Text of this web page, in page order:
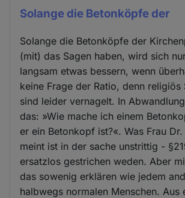
Solange die Betonköpfe der
Solange die Betonköpfe der
(mit) das Sagen haben, wird sich
langsam etwas bessern, wenn
keine Frage der Ratio, denn religiös
sind leider vernagelt. In
das: »Wie mache ich einem
er ein Betonkopf ist?«. Was Frau
meint ist in der sache unstrittig -
ersatzlos gestrichen weden. Aber
das sowenig erklären wie jedem
halbwegs normalen Menschen. Aus